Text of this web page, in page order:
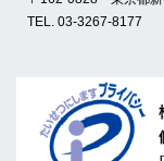
TEL. 03-3267-8177